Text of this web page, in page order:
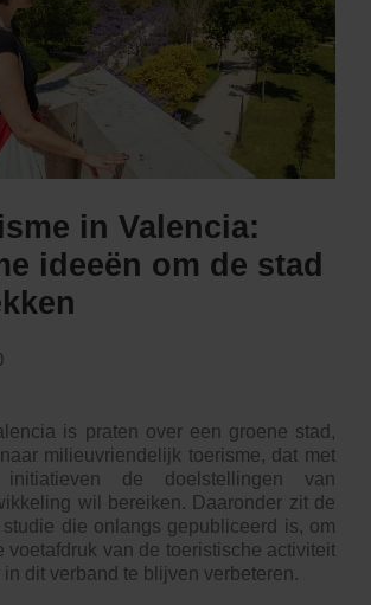
in Valencia:
ideeën om de stad
is praten over een groene stad,
milieuvriendelijk toerisme, dat met
initiatieven de doelstellingen van
wil bereiken. Daaronder zit de
studie die onlangs gepubliceerd is, om
voetafdruk van de toeristische activiteit
dit verband te blijven verbeteren.